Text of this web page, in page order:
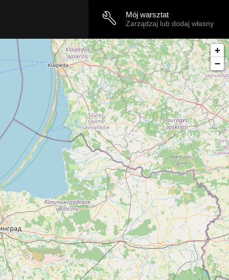
Mój warsztat
Zarządzaj lub dodaj własny
+
−